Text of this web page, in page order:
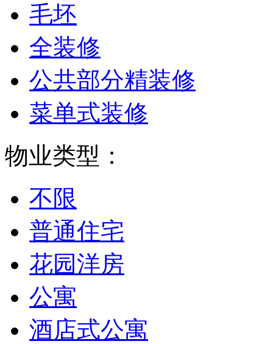
毛坯
全装修
公共部分精装修
菜单式装修
物业类型：
不限
普通住宅
花园洋房
公寓
酒店式公寓